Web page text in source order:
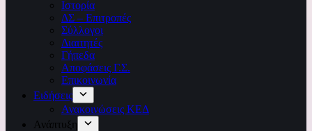
Ιστορία
ΔΣ – Επιτροπές
Σύλλογοι
Διαιτητές
Γήπεδα
Αποφάσεις Γ.Σ.
Επικοινωνία
Ειδήσεις
Ανακοινώσεις ΚΕΔ
Ανάπτυξη